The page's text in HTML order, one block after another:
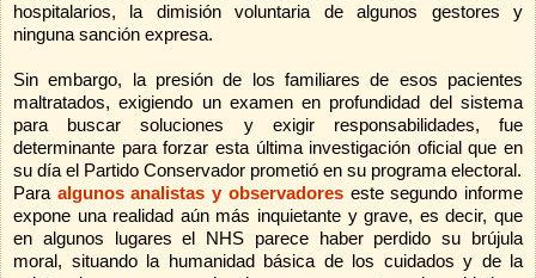
hospitalarios, la dimisión voluntaria de algunos gestores y
ninguna sanción expresa.
Sin embargo, la presión de los familiares de esos pacientes
maltratados, exigiendo un examen en profundidad del sistema
para buscar soluciones y exigir responsabilidades, fue
determinante para forzar esta última investigación oficial que en
su día el Partido Conservador prometió en su programa electoral.
Para algunos analistas y observadores este segundo informe
expone una realidad aún más inquietante y grave, es decir, que
en algunos lugares el NHS parece haber perdido su brújula
moral, situando la humanidad básica de los cuidados y de la